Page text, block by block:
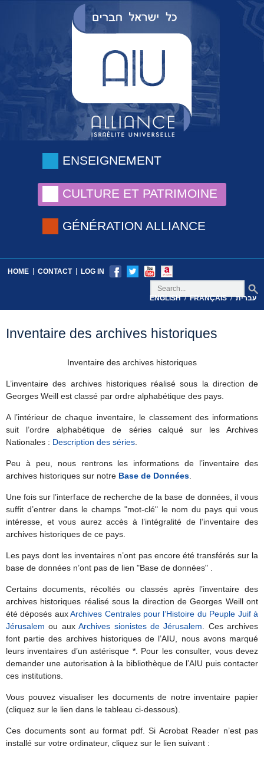
ENSEIGNEMENT
CULTURE ET PATRIMOINE
GÉNÉRATION ALLIANCE
HOME | CONTACT | LOG IN
ENGLISH / FRANÇAIS / עברית
Inventaire des archives historiques
Inventaire des archives historiques
L’inventaire des archives historiques réalisé sous la direction de
Georges Weill est classé par ordre alphabétique des pays.
A l’intérieur de chaque inventaire, le classement des informations
suit l’ordre alphabétique de séries calqué sur les Archives
Nationales : Description des séries
Peu à peu, nous rentrons les informations de l’inventaire des
archives historiques sur notre Base de Données
Une fois sur l’interface de recherche de la base de données, il vous
suffit d’entrer dans le champs "mot-clé" le nom du pays qui vous
intéresse, et vous aurez accès à l’intégralité de l’inventaire des
archives historiques de ce pays.
Les pays dont les inventaires n’ont pas encore été transférés sur la
base de données n’ont pas de lien "Base de données" .
Certains documents, récoltés ou classés après l’inventaire des
archives historiques réalisé sous la direction de Georges Weill ont
été déposés auxArchives Centrales pour l’Histoire du Peuple Juif à
Jérusalem ou auxArchives sionistes de Jérusalem . Ces archives
font partie des archives historiques de l’AIU, nous avons marqué
leurs inventaires d’un astérisque *. Pour les consulter, vous devez
demander une autorisation à la bibliothèque de l’AIU puis contacter
ces institutions.
Vous pouvez visualiser les documents de notre inventaire papier
(cliquez sur le lien dans le tableau ci-dessous).
Ces documents sont au format pdf. Si Acrobat Reader n’est pas
installé sur votre ordinateur, cliquez sur le lien suivant :